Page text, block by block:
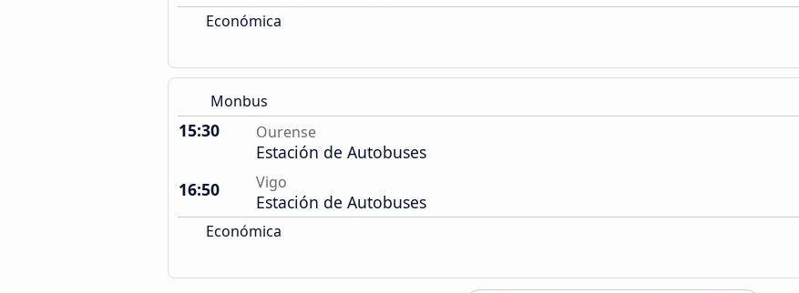
Económica
Monbus
15:30 Ourense
Estación de Autobuses
16:50
Vigo
Estación de Autobuses
Económica